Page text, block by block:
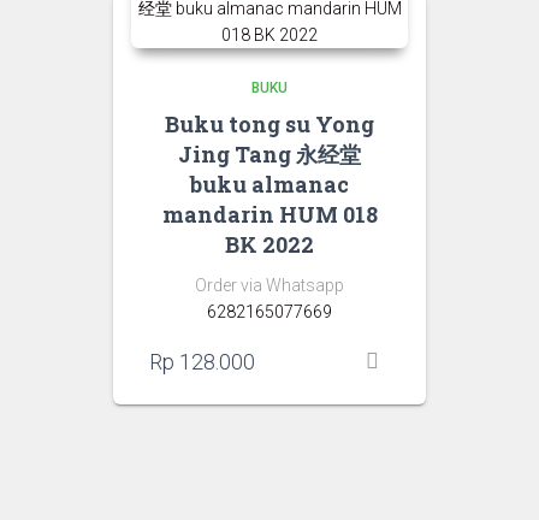
BUKU
Buku tong su Yong
Jing Tang 永经堂
buku almanac
mandarin HUM 018
BK 2022
Order via Whatsapp
6282165077669
Rp 128.000